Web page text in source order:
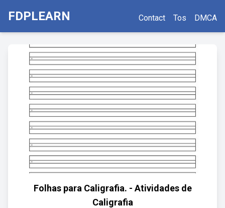
FDPLEARN Contact Tos DMCA
Folhas para Caligrafia. - Atividades de
Caligrafia